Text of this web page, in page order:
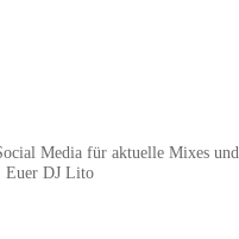
Media für aktuelle Mixes
Euer DJ Lito